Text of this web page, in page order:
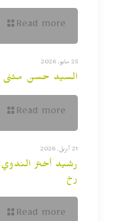
Read more
25 مايو, 2026
السيد حسن مثنى
Read more
21 أبريل, 2026
رشيد أختر الندوي:
رخ
Read more